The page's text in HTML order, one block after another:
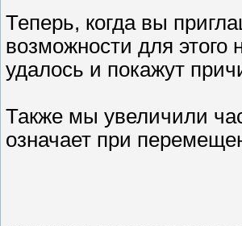
Теперь, когда вы
возможности для этого
удалось и покажут
Также мы увеличили
означает при